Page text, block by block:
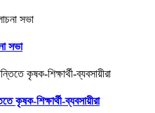
সভা
কৃষক-শিক্ষার্থী-ব্যবসায়ীরা